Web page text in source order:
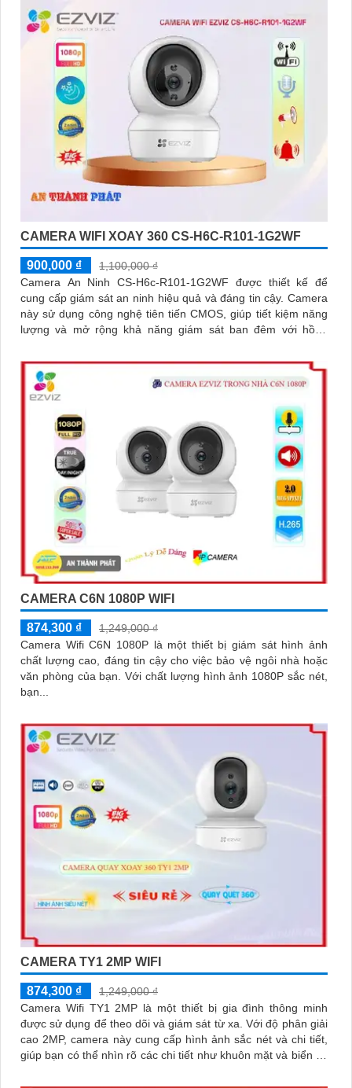
CAMERA WIFI XOAY 360 CS-H6C-R101-1G2WF
900,000 ₫
1,100,000 ₫
Camera An Ninh CS-H6c-R101-1G2WF được thiết kế để
cung cấp giám sát an ninh hiệu quả và đáng tin cậy. Camera
này sử dụng công nghệ tiên tiến CMOS, giúp tiết kiệm năng
lượng và mở rộng khả năng giám sát ban đêm với hồng
CAMERA C6N 1080P WIFI
874,300 ₫
1,249,000 ₫
Camera Wifi C6N 1080P là một thiết bị giám sát hình ảnh
chất lượng cao, đáng tin cậy cho việc bảo vệ ngôi nhà hoặc
văn phòng của bạn. Với chất lượng hình ảnh 1080P sắc nét,
bạn...
CAMERA TY1 2MP WIFI
874,300 ₫
1,249,000 ₫
Camera Wifi TY1 2MP là một thiết bị gia đình thông minh
được sử dụng để theo dõi và giám sát từ xa. Với độ phân giải
cao 2MP, camera này cung cấp hình ảnh sắc nét và chi tiết,
giúp bạn có thể nhìn rõ các chi tiết như khuôn mặt và biển số